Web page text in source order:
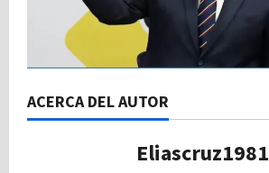
ACERCA DEL AUTOR
Eliascruz1981